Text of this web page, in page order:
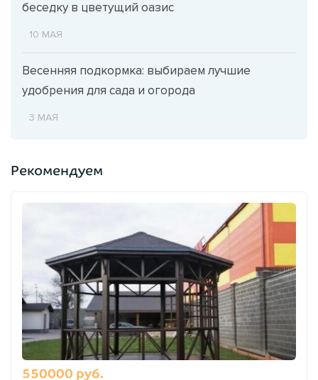
беседку в цветущий оазис
10 МАЯ
Весенняя подкормка: выбираем лучшие
удобрения для сада и огорода
3 МАЯ
Рекомендуем
550000 руб.